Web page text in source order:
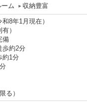
ーム 収納豊富
8年1月現在）
有）
備
歩約2分
約1分
分
る）